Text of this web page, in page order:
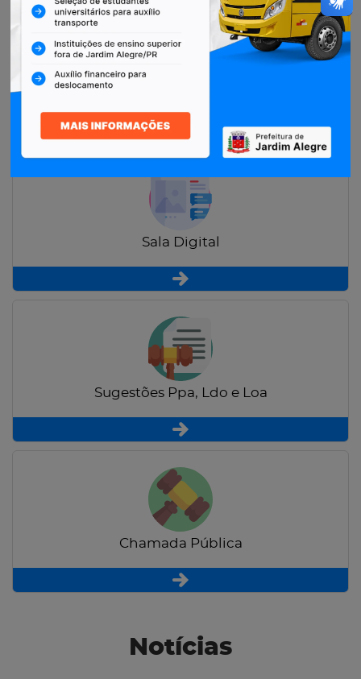
Restituição de Contribuintes
Sala Digital
Sugestões Ppa, Ldo e Loa
Chamada Pública
Notícias